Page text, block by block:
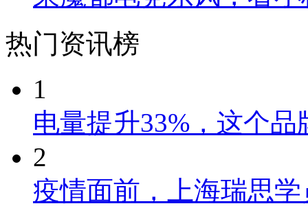
热门资讯榜
1
电量提升33%，这个
2
疫情面前，上海瑞思